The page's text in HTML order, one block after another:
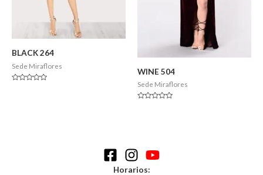
BLACK 264
Sede Miraflores
WINE 504
Sede Miraflores
Horarios: